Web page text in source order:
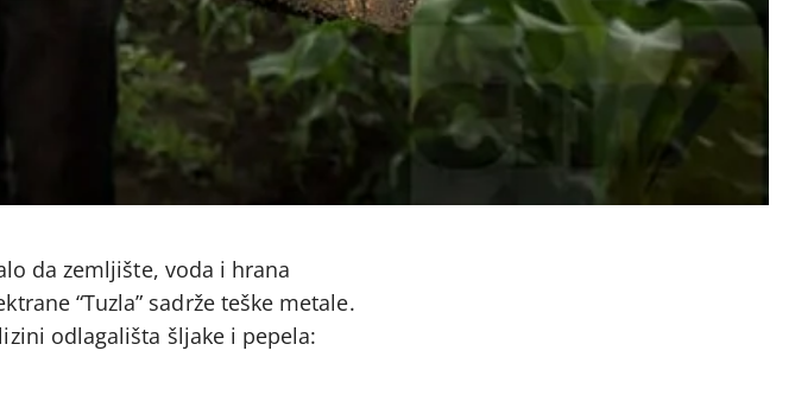
da zemljište, voda i hrana
“Tuzla” sadrže teške metale.
odlagališta šljake i pepela: